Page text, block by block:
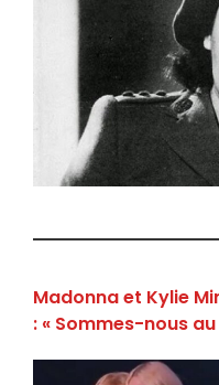
Madonna et Kylie
: « Sommes-nous